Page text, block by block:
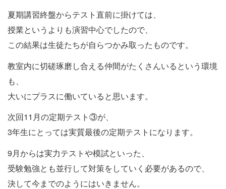
夏期講習終盤からテスト直前に掛けては、
授業というよりも演習中心でしたので、
この結果は生徒たちが自らつかみ取ったものです。
教室内に切磋琢磨し合える仲間がたくさんいるという環境
も、
大いにプラスに働いていると思います。
次回11月の定期テスト③が、
3年生にとっては実質最後の定期テストになります。
9月からは実力テストや模試といった、
受験勉強とも並行して対策をしていく必要があるので、
決して今までのようにはいきません。